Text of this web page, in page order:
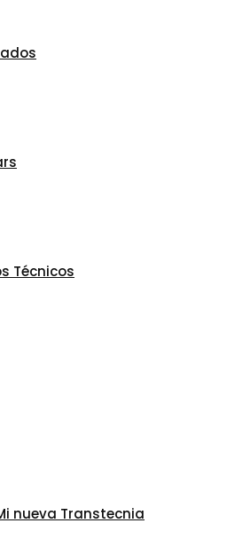
Técnicos
nueva Transtecnia